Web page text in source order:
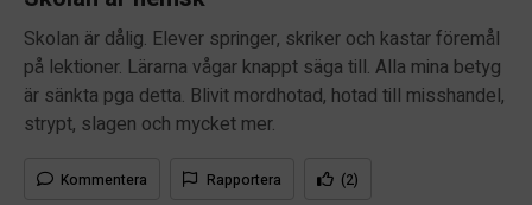
Skolan är dålig. Elever springer, skriker och kastar föremål
på lektioner. Lärarna vågar knappt säga till. Alla mina betyg
är sänkta pga detta. Blivit mordhotad, hotad till misshandel,
strypt, slagen och mycket mer.
Kommentera Rapportera (2)